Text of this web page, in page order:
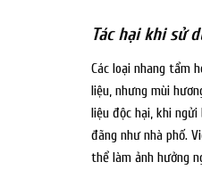
Tác hại khi sử
Các loại nhang tẩm
liệu, nhưng mùi
liệu độc hại, khi
đãng như nhà phố.
thể làm ảnh hưởng